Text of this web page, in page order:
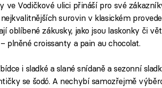
ve Vodičkové ulici přináší pro své
surovin v klasickém
oblíbené zákusky, jako jsou laskonky či
plněné croissanty a pain au chocolat.
i sladké a slané snídaně a sezonní
se šodó. A nechybí samozřejmě